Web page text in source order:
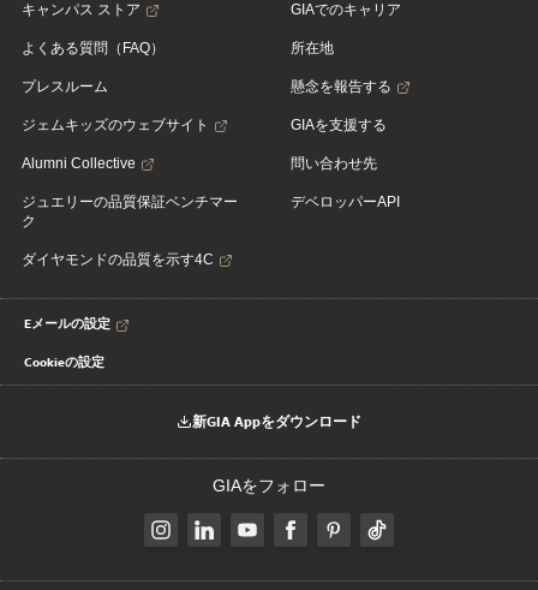
キャンパス ストア
よくある質問（FAQ）
プレスルーム
ジェムキッズのウェブサイト
Alumni Collective
ジュエリーの品質保証ベンチマー
ク
ダイヤモンドの品質を示す4C
GIAでのキャリア
所在地
懸念を報告する
GIAを支援する
問い合わせ先
デベロッパーAPI
Eメールの設定
Cookieの設定
新GIA Appをダウンロード
GIAをフォロー